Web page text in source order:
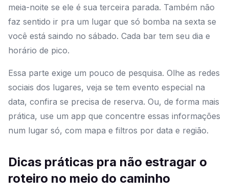
meia-noite se ele é sua terceira parada. Também não
faz sentido ir pra um lugar que só bomba na sexta se
você está saindo no sábado. Cada bar tem seu dia e
horário de pico.
Essa parte exige um pouco de pesquisa. Olhe as redes
sociais dos lugares, veja se tem evento especial na
data, confira se precisa de reserva. Ou, de forma mais
prática, use um app que concentre essas informações
num lugar só, com mapa e filtros por data e região.
Dicas práticas pra não estragar o
roteiro no meio do caminho